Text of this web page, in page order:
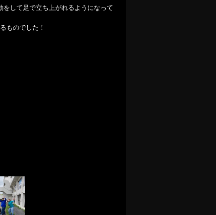
して足で立ち上がれるようになって
ものでした！